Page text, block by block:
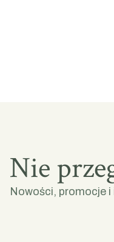
Nie
Nowości, promocje